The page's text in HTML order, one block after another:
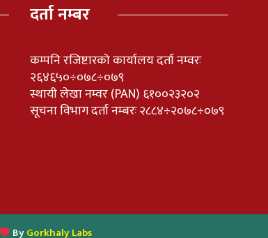
दर्ता नम्बर
कम्पनि रजिष्टारको कार्यालय दर्ता नम्वरः
२६४६५०÷०७८÷०७९
स्थायी लेखा नम्वर (PAN) ६१००२३२०२
सूचना विभाग दर्ता नम्बरः २८८४÷२०७८÷०७९
ByGorkhaly Labs